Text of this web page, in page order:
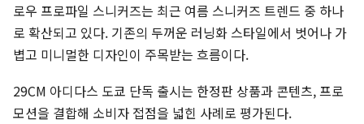
로우 프로파일 스니커즈는 최근 여름 스니커즈 트렌드 중 하나
로 확산되고 있다. 기존의 두꺼운 러닝화 스타일에서 벗어나 가
볍고 미니멀한 디자인이 주목받는 흐름이다.
29CM 아디다스 도쿄 단독 출시는 한정판 상품과 콘텐츠, 프로
모션을 결합해 소비자 접점을 넓힌 사례로 평가된다.